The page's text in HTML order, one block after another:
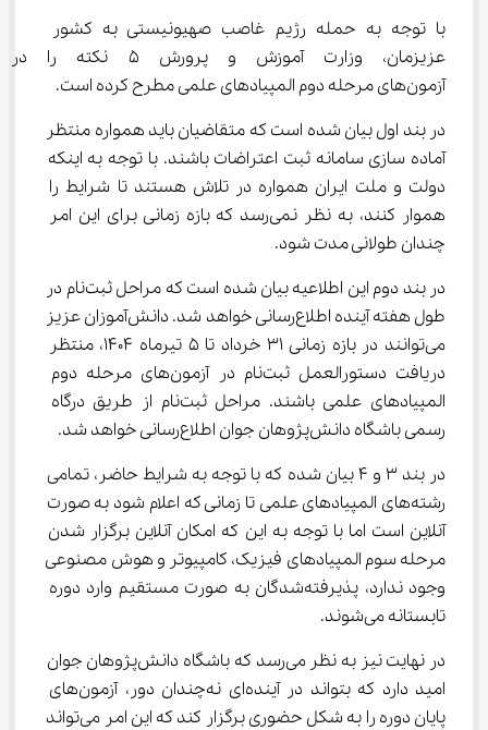
با توجه به حمله رژیم غاصب صهیونیستی به کشور
عزیزمان، وزارت آموزش و
آزمون‌های مرحله دوم المپیادهای علمی مطرح کرده است.
در بند اول بیان شده است که متقاضیان باید همواره منتظر
آماده سازی سامانه ثبت اعتراضات باشند. با توجه به اینکه
دولت و ملت ایران همواره در تلاش هستند تا شرایط را
هموار کنند، به نظر نمی‌رسد که بازه زمانی برای این امر
چندان طولانی مدت شود.
در بند دوم این اطلاعیه بیان شده است که مراحل ثبت‌نام در
طول هفته آینده اطلاع‌رسانی خواهد شد. دانش‌آموزان عزیز
می‌توانند در بازه زمانی 31 خرداد تا 5 تیرماه 1404، منتظر
دریافت دستورالعمل ثبت‌نام در آزمون‌های مرحله دوم
المپیادهای علمی باشند. مراحل ثبت‌نام از طریق درگاه
رسمی باشگاه دانش‌پژوهان جوان اطلاع‌رسانی خواهد شد.
در بند 3 و 4 بیان شده که با توجه به شرایط حاضر، تمامی
رشته‌های المپیادهای علمی تا زمانی که اعلام شود به صورت
آنلاین است اما با توجه به این که امکان آنلاین برگزار شدن
مرحله سوم المپیادهای فیزیک، کامپیوتر و هوش مصنوعی
وجود ندارد، پذیرفته‌شدگان به صورت مستقیم وارد دوره
تابستانه می‌شوند.
در نهایت نیز به نظر می‌رسد که باشگاه دانش‌پژوهان جوان
امید دارد که بتواند در آینده‌ای نه‌چندان دور، آزمون‌های
پایان دوره را به شکل حضوری برگزار کند که این امر می‌تواند